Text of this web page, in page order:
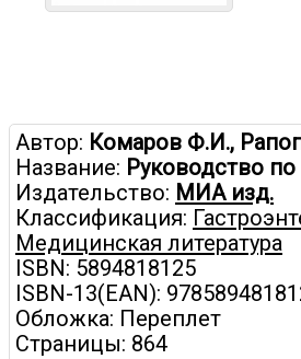
Автор: Комаров Ф.И.,
Название: Руководство по
Издательство: МИА изд.
Классификация:
Медицинская литература
ISBN: 5894818125
ISBN-13(EAN):
Обложка: Переплет
Страницы: 864